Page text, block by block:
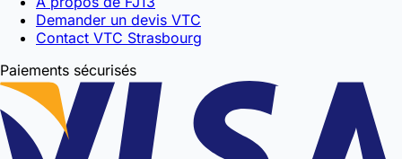
Demander un devis VTC
Contact VTC Strasbourg
Paiements sécurisés